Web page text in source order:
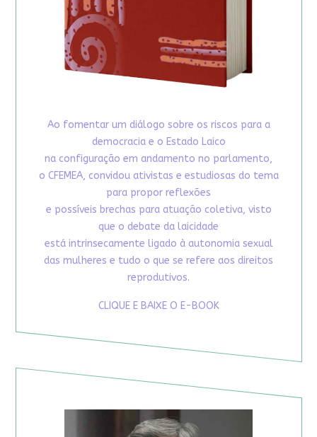
Ao fomentar um diálogo sobre os riscos para a
democracia e o Estado Laico
na configuração em andamento no parlamento,
o CFEMEA, convidou ativistas e estudiosas do tema
para propor reflexões
e possíveis brechas para atuação coletiva, visto
que o debate da laicidade
está intrinsecamente ligado à autonomia sexual
das mulheres e tudo o que se refere aos direitos
reprodutivos.
CLIQUE E BAIXE O E-BOOK